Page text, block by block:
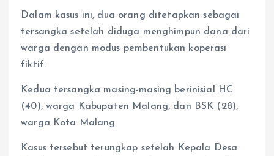
Dalam kasus ini, dua orang ditetapkan sebagai
tersangka setelah diduga menghimpun dana dari
warga dengan modus pembentukan koperasi
fiktif.
Kedua tersangka masing-masing berinisial HC
(40), warga Kabupaten Malang, dan BSK (28),
warga Kota Malang.
Kasus tersebut terungkap setelah Kepala Desa